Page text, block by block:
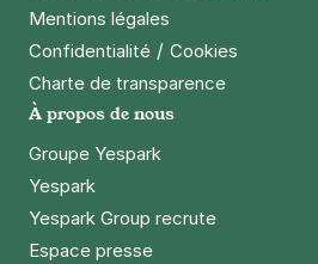
Mentions légales
Confidentialité / Cookies
Charte de transparence
À propos de nous
Groupe Yespark
Yespark
Yespark Group recrute
Espace presse